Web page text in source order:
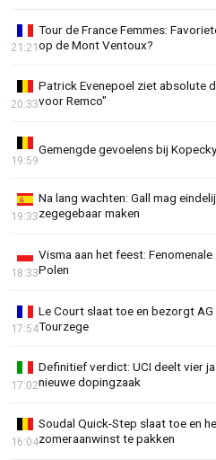
Tour de France Femmes:
op de Mont Ventoux?
21:21
Patrick Evenepoel ziet absolute
voor Remco"
20:33
Gemengde gevoelens bij
19:59
Na lang wachten: Gall mag
zegegebaar maken
19:33
Visma aan het feest: Fenomenale
Polen
18:33
Le Court slaat toe en bezorgt
Tourzege
17:54
Definitief verdict: UCI deelt vier
nieuwe dopingzaak
17:02
Soudal Quick-Step slaat toe en
zomeraanwinst te pakken
16:04